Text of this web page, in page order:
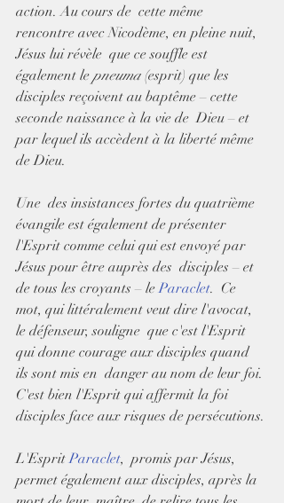
action. Au cours de  cette même
rencontre avec Nicodème, en pleine nuit,
Jésus lui révèle  que ce souffle est
également le pneuma (esprit) que les
disciples reçoivent au baptême – cette
seconde naissance à la vie de  Dieu – et
par lequel ils accèdent à la liberté même
de Dieu.
Une  des insistances fortes du quatrième
évangile est également de présenter
l'Esprit comme celui qui est envoyé par
Jésus pour être auprès des  disciples – et
de tous les croyants – le Paraclet.  Ce
mot, qui littéralement veut dire l'avocat,
le défenseur, souligne  que c'est l'Esprit
qui donne courage aux disciples quand
ils sont mis en  danger au nom de leur foi.
C'est bien l'Esprit qui affermit la foi
disciples face aux risques de persécutions.
L'Esprit Paraclet,  promis par Jésus,
permet également aux disciples, après la